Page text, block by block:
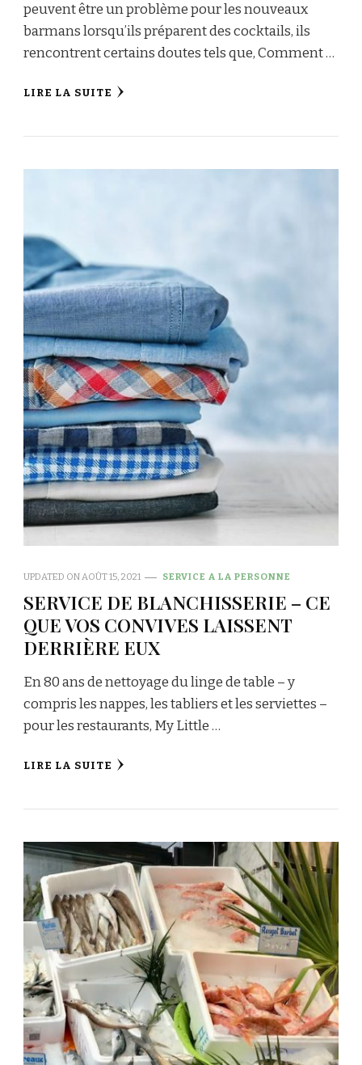
peuvent être un problème pour les nouveaux
barmans lorsqu’ils préparent des cocktails, ils
rencontrent certains doutes tels que, Comment …
LIRE LA SUITE
UPDATED ONAOÛT 15, 2021 SERVICE A LA PERSONNE
SERVICE DE BLANCHISSERIE – CE
QUE VOS CONVIVES LAISSENT
DERRIÈRE EUX
En 80 ans de nettoyage du linge de table – y
compris les nappes, les tabliers et les serviettes –
pour les restaurants, My Little …
LIRE LA SUITE